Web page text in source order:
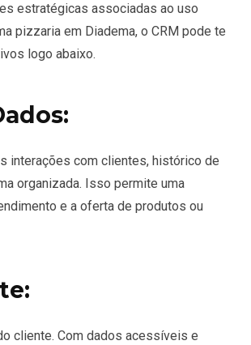
estratégicas associadas ao uso
pizzaria em Diadema, o CRM pode te
logo abaixo.
interações com clientes, histórico de
organizada. Isso permite uma
e a oferta de produtos ou
cliente. Com dados acessíveis e